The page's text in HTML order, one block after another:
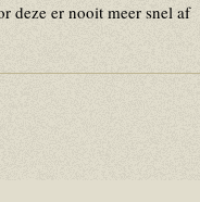
deze er nooit meer snel af